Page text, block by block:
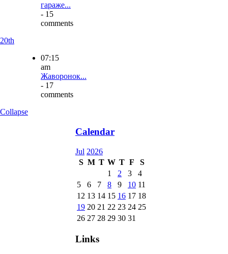
гараже...
- 15
comments
20th
07:15
am
Жаворонок...
- 17
comments
Collapse
Calendar
Jul 2026
S M T W T F
S
1
2 3
4
5
6 7 8 9 10 11
12 13 14 15 16 17 18
19 20 21 22 23 24 25
26 27 28 29 30 31
Links